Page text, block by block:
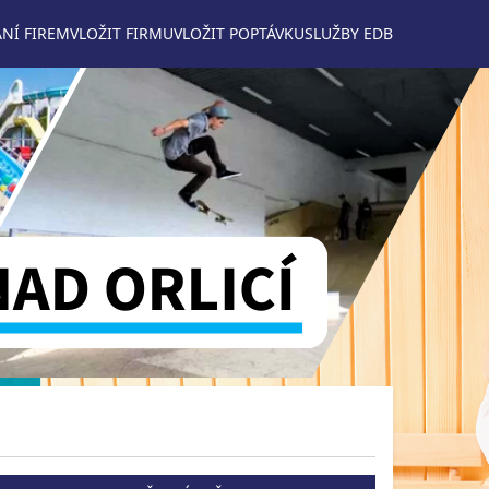
FIREMVLOŽIT FIRMUVLOŽIT POPTÁVKUSLUŽBY EDB